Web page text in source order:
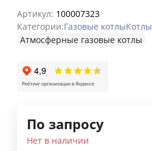
Артикул: 100007323
Категории:Газовые котлыКотлы
Атмосферные газовые котлы
По запросу
Нет в наличии